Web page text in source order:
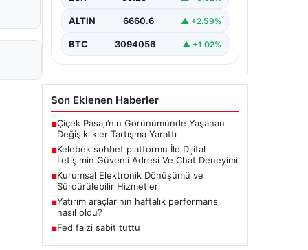
bir biçimde iletişim kurması büyük
Günümüzde birçok…
ALTIN 6660.6 ▲ +2.59%
BTC 3094056 ▲ +1.02%
Son Eklenen Haberler
■Çiçek Pasajı’nın Görünümünde Yaşanan
Değişiklikler Tartışma Yarattı
■Kelebek sohbet platformu İle Dijital
İletişimin Güvenli Adresi Ve Chat Deneyimi
■Kurumsal Elektronik Dönüşümü ve
Sürdürülebilir Hizmetleri
■Yatırım araçlarının haftalık performansı
nasıl oldu?
■Fed faizi sabit tuttu